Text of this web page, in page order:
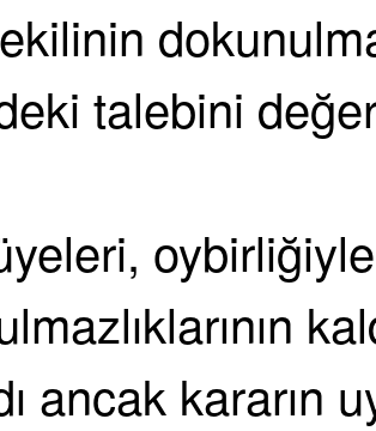
talebini
ancak kararın